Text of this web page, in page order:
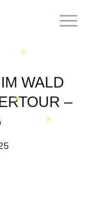
WALD
–
✭
✭